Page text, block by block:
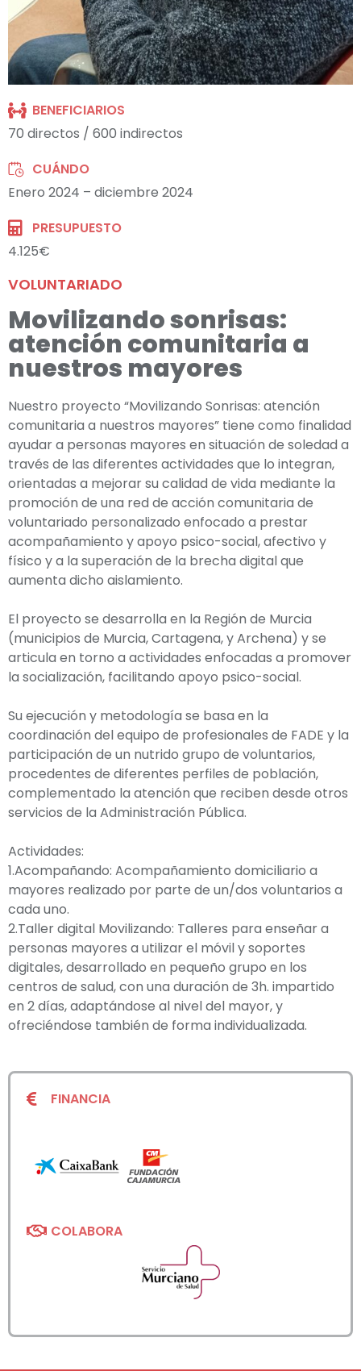
BENEFICIARIOS
70 directos / 600 indirectos
CUÁNDO
Enero 2024 – diciembre 2024
PRESUPUESTO
4.125€
VOLUNTARIADO
Movilizando sonrisas:
atención comunitaria a
nuestros mayores
Nuestro proyecto “Movilizando Sonrisas: atención
comunitaria a nuestros mayores” tiene como finalidad
ayudar a personas mayores en situación de soledad a
través de las diferentes actividades que lo integran,
orientadas a mejorar su calidad de vida mediante la
promoción de una red de acción comunitaria de
voluntariado personalizado enfocado a prestar
acompañamiento y apoyo psico-social, afectivo y
físico y a la superación de la brecha digital que
aumenta dicho aislamiento.
El proyecto se desarrolla en la Región de Murcia
(municipios de Murcia, Cartagena, y Archena) y se
articula en torno a actividades enfocadas a promover
la socialización, facilitando apoyo psico-social.
Su ejecución y metodología se basa en la
coordinación del equipo de profesionales de FADE y la
participación de un nutrido grupo de voluntarios,
procedentes de diferentes perfiles de población,
complementado la atención que reciben desde otros
servicios de la Administración Pública.
Actividades:
1.Acompañando: Acompañamiento domiciliario a
mayores realizado por parte de un/dos voluntarios a
cada uno.
2.Taller digital Movilizando: Talleres para enseñar a
personas mayores a utilizar el móvil y soportes
digitales, desarrollado en pequeño grupo en los
centros de salud, con una duración de 3h. impartido
en 2 días, adaptándose al nivel del mayor, y
ofreciéndose también de forma individualizada.
FINANCIA
COLABORA